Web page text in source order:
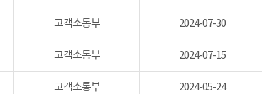
고객소통부 2024-07-30
고객소통부 2024-07-15
고객소통부 2024-05-24